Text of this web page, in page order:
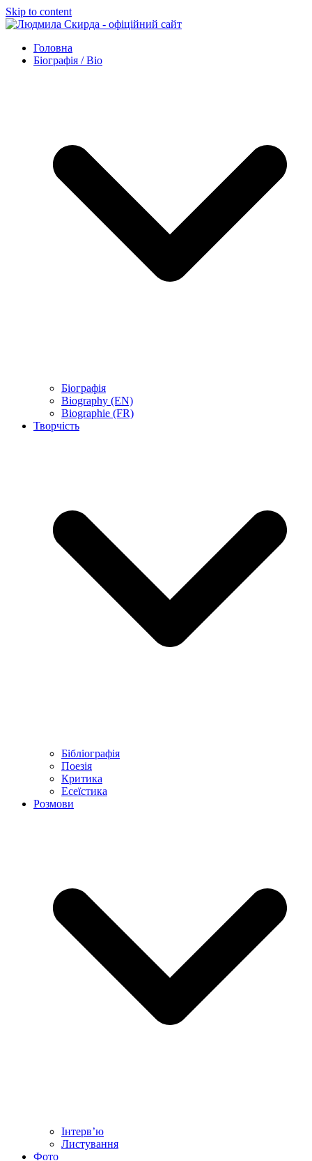
Skip to content
Головна
Біографія / Bio
Біографія
Biography (EN)
Biographie (FR)
Творчість
Бібліографія
Поезія
Критика
Есеїстика
Розмови
Інтерв’ю
Листування
Фото